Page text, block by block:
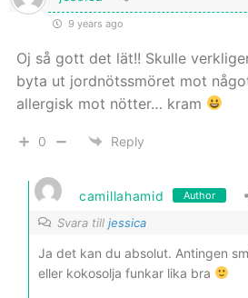
9 years ago
Oj så gott det lät!! Skulle
byta ut jordnötssmöret mot
allergisk mot nötter… kram
0 Reply
camillahamid Author
Svara till jessica
Ja det kan du absolut. Antingen
eller kokosolja funkar lika bra